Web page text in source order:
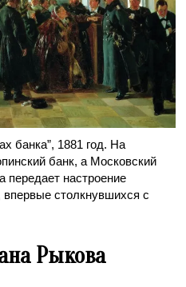
банка”, 1881 год. На
банк, а Московский
передает настроение
столкнувшихся с
Рыкова